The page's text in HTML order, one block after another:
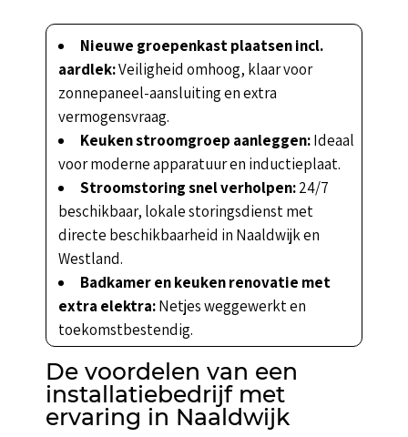
Nieuwe groepenkast plaatsen incl.
aardlek:Veiligheid omhoog, klaar voor
zonnepaneel-aansluiting en extra
vermogensvraag.
Keuken stroomgroep aanleggen:Ideaal
voor moderne apparatuur en inductieplaat.
Stroomstoring snel verholpen:24/7
beschikbaar, lokale storingsdienst met
directe beschikbaarheid in Naaldwijk en
Westland.
Badkamer en keuken renovatie met
extra elektra:Netjes weggewerkt en
toekomstbestendig.
De voordelen van een
installatiebedrijf met
ervaring in Naaldwijk